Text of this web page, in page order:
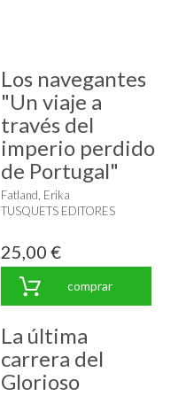
Los navegantes
"Un viaje a
través del
imperio perdido
de Portugal"
Fatland, Erika
TUSQUETS EDITORES
25,00 €
comprar
La última
carrera del
Glorioso